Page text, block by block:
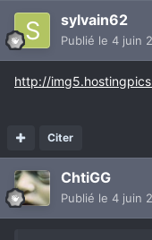
sylvain62
Publié le 4 juin
http://
Citer
ChtiGG
Publié le 4 juin